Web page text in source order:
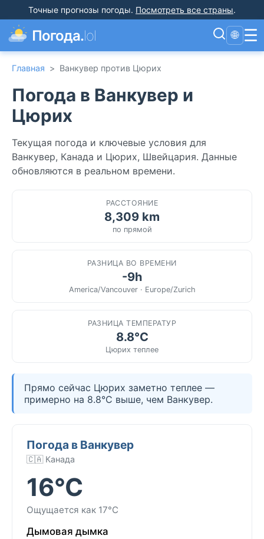
Точные прогнозы погоды. Посмотреть все страны.
Погода.lol 🌐 ☰
Главная > Ванкувер против Цюрих
Погода в Ванкувер и
Цюрих
Текущая погода и ключевые условия для
Ванкувер, Канада и Цюрих, Швейцария. Данные
обновляются в реальном времени.
РАССТОЯНИЕ
8,309 km
по прямой
РАЗНИЦА ВО ВРЕМЕНИ
-9h
America/Vancouver · Europe/Zurich
РАЗНИЦА ТЕМПЕРАТУР
8.8°C
Цюрих теплее
Прямо сейчас Цюрих заметно теплее —
примерно на 8.8°C выше, чем Ванкувер.
Погода в Ванкувер
🇨🇦 Канада
16°C
Ощущается как 17°C
Дымовая дымка